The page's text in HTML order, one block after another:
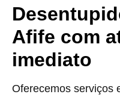
Afife com
imediato
Oferecemos serviços